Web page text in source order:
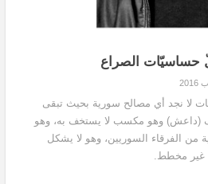
حساسيّات الصراع
لا نجد أي مصالح سورية بحيث تبقى
(داعش) وهو مكسب لا يستخف به، وهو
من الفرقاء السوريين، وهو لا يشكل
غير مخطط.